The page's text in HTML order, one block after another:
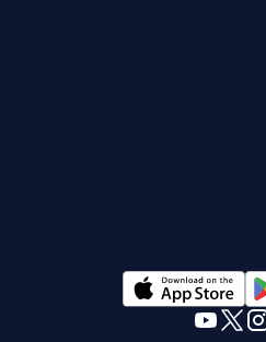
(opens in a new tab)